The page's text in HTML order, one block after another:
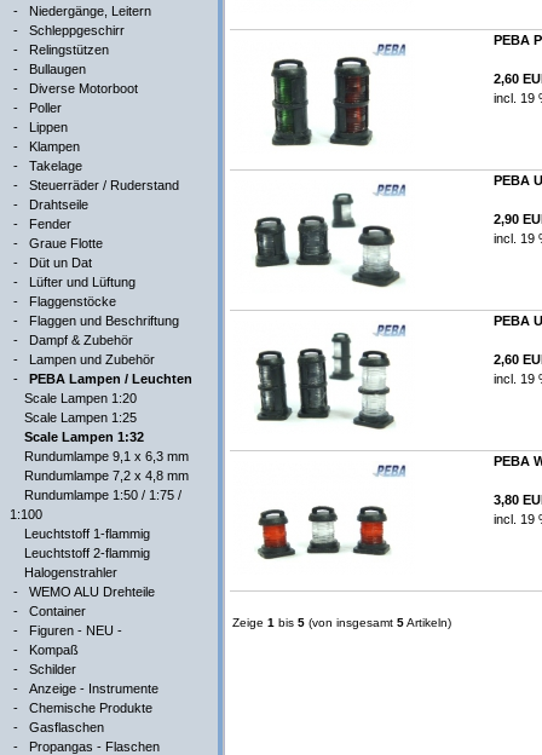
- Niedergänge, Leitern
- Schleppgeschirr
- Relingstützen
- Bullaugen
- Diverse Motorboot
- Poller
- Lippen
- Klampen
- Takelage
- Steuerräder / Ruderstand
- Drahtseile
- Fender
- Graue Flotte
- Düt un Dat
- Lüfter und Lüftung
- Flaggenstöcke
- Flaggen und Beschriftung
- Dampf & Zubehör
- Lampen und Zubehör
- PEBA Lampen / Leuchten
Scale Lampen 1:20
Scale Lampen 1:25
Scale Lampen 1:32
Rundumlampe 9,1 x 6,3 mm
Rundumlampe 7,2 x 4,8 mm
Rundumlampe 1:50 / 1:75 /
1:100
Leuchtstoff 1-flammig
Leuchtstoff 2-flammig
Halogenstrahler
- WEMO ALU Drehteile
- Container
- Figuren - NEU -
- Kompaß
- Schilder
- Anzeige - Instrumente
- Chemische Produkte
- Gasflaschen
- Propangas - Flaschen
PEBA
2,60
incl. 19
PEBA
2,90
incl. 19
PEBA
2,60
incl. 19
PEBA
3,80
incl. 19
Zeige 1 bis 5 (von insgesamt 5Artikeln)